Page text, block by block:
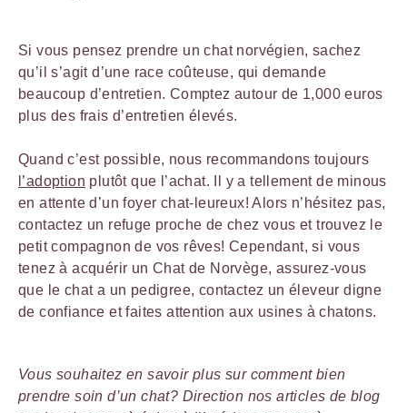
Si vous pensez prendre un chat norvégien, sachez
qu’il s’agit d’une race coûteuse, qui demande
beaucoup d’entretien. Comptez autour de 1,000 euros
plus des frais d’entretien élevés.
Quand c’est possible, nous recommandons toujours
l’adoption plutôt que l’achat. Il y a tellement de minous
en attente d’un foyer chat-leureux! Alors n’hésitez pas,
contactez un refuge proche de chez vous et trouvez le
petit compagnon de vos rêves! Cependant, si vous
tenez à acquérir un Chat de Norvège, assurez-vous
que le chat a un pedigree, contactez un éleveur digne
de confiance et faites attention aux usines à chatons.
Vous souhaitez en savoir plus sur comment bien
prendre soin d’un chat? Direction nos articles de blog